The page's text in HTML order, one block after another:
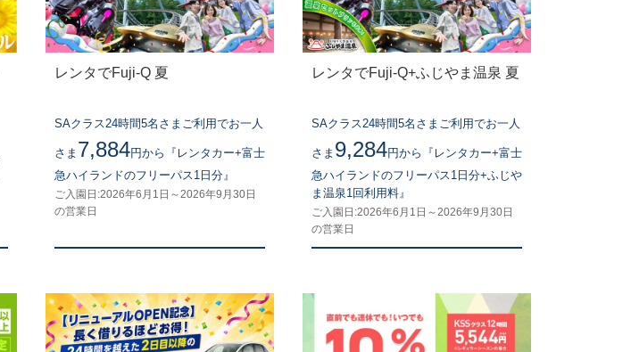
レンタでFuji-Q 夏
SAクラス24時間5名さまご利用でお一人
さま 7,884円から『レンタカー+富士
急ハイランドのフリーパス1日分』
ご入園日:2026年6月1日～2026年9月30日
の営業日
レンタでFuji-Q+ふじやま温泉 夏
SAクラス24時間5名さまご利用でお一人
さま 9,284円から『レンタカー+富士
急ハイランドのフリーパス1日分+ふじや
ま温泉1回利用料』
ご入園日:2026年6月1日～2026年9月30日
の営業日